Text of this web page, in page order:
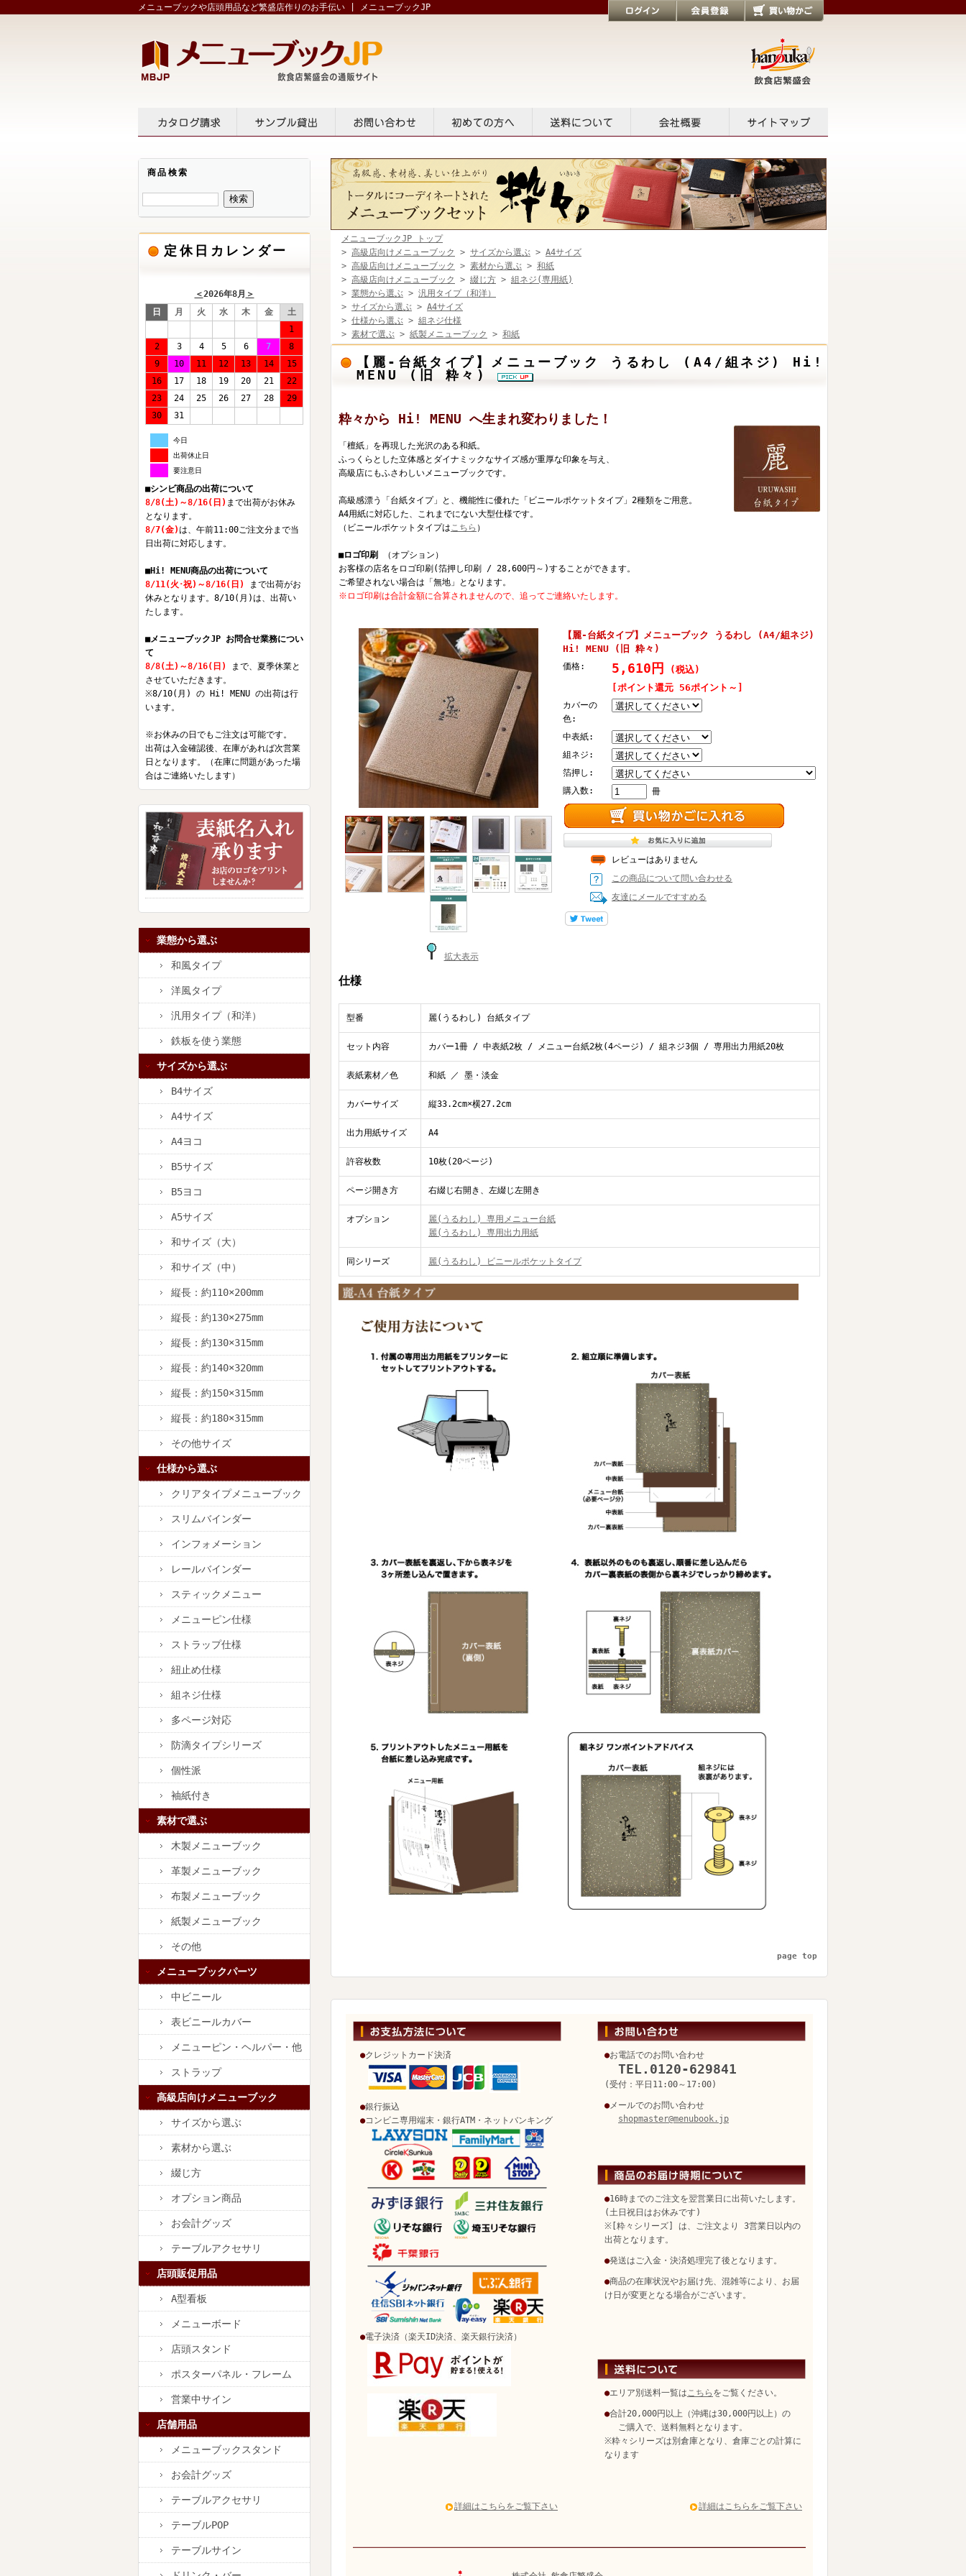
メニューブックや店頭用品など繁盛店作りのお手伝い | メニューブックJP
商品検索
定休日カレンダー
＜2026年8月 ＞
日
月 火 水 木 金
土
1
2
3 4 5 6 7
8
9
10 11 12 13 14
15
16
17 18 19 20 21
22
23
24 25 26 27 28
29
30
31
今日
出荷休止日
要注意日
■シンビ商品の出荷について
8/8(土)～8/16(日) まで出荷がお休み
となります。
8/7(金)は、午前11:00ご注文分まで当
日出荷に対応します。
■Hi! MENU商品の出荷について
8/11(火･祝)～8/16(日)
まで出荷がお
休みとなります。8/10(月)は、出荷い
たします。
■メニューブックJP お問合せ業務につい
て
8/8(土)～8/16(日)
まで、夏季休業と
させていただきます。
※8/10(月) の Hi! MENU の出荷は行
います。
※お休みの日でもご注文は可能です。
出荷は入金確認後、在庫があれば次営業
日となります。（在庫に問題があった場
合はご連絡いたします）
業態から選ぶ
和風タイプ
洋風タイプ
汎用タイプ（和洋）
鉄板を使う業態
サイズから選ぶ
B4サイズ
A4サイズ
A4ヨコ
B5サイズ
B5ヨコ
A5サイズ
和サイズ（大）
和サイズ（中）
縦長：約110×200mm
縦長：約130×275mm
縦長：約130×315mm
縦長：約140×320mm
縦長：約150×315mm
縦長：約180×315mm
その他サイズ
仕様から選ぶ
クリアタイプメニューブック
スリムバインダー
インフォメーション
レールバインダー
スティックメニュー
メニューピン仕様
ストラップ仕様
紐止め仕様
組ネジ仕様
多ページ対応
防滴タイプシリーズ
個性派
袖紙付き
素材で選ぶ
木製メニューブック
革製メニューブック
布製メニューブック
紙製メニューブック
その他
メニューブックパーツ
中ビニール
表ビニールカバー
メニューピン・ヘルパー・他
ストラップ
高級店向けメニューブック
サイズから選ぶ
素材から選ぶ
綴じ方
オプション商品
お会計グッズ
テーブルアクセサリ
店頭販促用品
A型看板
メニューボード
店頭スタンド
ポスターパネル・フレーム
営業中サイン
店舗用品
メニューブックスタンド
お会計グッズ
テーブルアクセサリ
テーブルPOP
テーブルサイン
メニューブックJP トップ
> 高級店向けメニューブック > サイズから選ぶ > A4サイズ
> 高級店向けメニューブック > 素材から選ぶ > 和紙
> 高級店向けメニューブック > 綴じ方 > 組ネジ(専用紙)
> 業態から選ぶ > 汎用タイプ（和洋）
> サイズから選ぶ > A4サイズ
> 仕様から選ぶ > 組ネジ仕様
> 素材で選ぶ > 紙製メニューブック > 和紙
【麗-台紙タイプ】メニューブック うるわし (A4/組ネジ) Hi!
MENU (旧 粋々)
粋々から Hi! MENU へ生まれ変わりました！
「檀紙」を再現した光沢のある和紙。
ふっくらとした立体感とダイナミックなサイズ感が重厚な印象を与え、
高級店にもふさわしいメニューブックです。
高級感漂う「台紙タイプ」と、機能性に優れた「ビニールポケットタイプ」2種類をご用意。
A4用紙に対応した、これまでにない大型仕様です。
（ビニールポケットタイプはこちら ）
■ロゴ印刷
（オプション）
お客様の店名をロゴ印刷(箔押し印刷 / 28,600円～)することができます。
ご希望されない場合は「無地」となります。
※ロゴ印刷は合計金額に合算されませんので、追ってご連絡いたします。
拡大表示
【麗-台紙タイプ】メニューブック うるわし (A4/組ネジ)
Hi! MENU (旧 粋々)
価格: 5,610円
(税込)
[ポイント還元 56ポイント～]
カバーの
色:
中表紙:
組ネジ:
箔押し:
購入数:
冊
レビューはありません
この商品について問い合わせる
友達にメールですすめる
仕様
型番 麗(うるわし) 台紙タイプ
セット内容 カバー1冊 / 中表紙2枚 / メニュー台紙2枚(4ページ) / 組ネジ3個 / 専用出力用紙20枚
表紙素材／色 和紙 ／ 墨・淡金
カバーサイズ 縦33.2cm×横27.2cm
出力用紙サイズ A4
許容枚数 10枚(20ページ)
ページ開き方 右綴じ右開き、左綴じ左開き
オプション
麗(うるわし) 専用メニュー台紙
麗(うるわし) 専用出力用紙
同シリーズ 麗(うるわし) ビニールポケットタイプ
page top
●クレジットカード決済
●銀行振込
●コンビニ専用端末・銀行ATM・ネットバンキング
●電子決済（楽天ID決済、楽天銀行決済）
詳細はこちらをご覧下さい
●お電話でのお問い合わせ
TEL.0120-629841
(受付：平日11:00～17:00)
●メールでのお問い合わせ
shopmaster@menubook.jp
●16時までのご注文を翌営業日に出荷いたします。
(土日祝日はお休みです)
※[粋々シリーズ] は、ご注文より 3営業日以内の
出荷となります。
●発送はご入金・決済処理完了後となります。
●商品の在庫状況やお届け先、混雑等により、お届
け日が変更となる場合がございます。
●エリア別送料一覧はこちら をご覧ください。
●合計20,000円以上（沖縄は30,000円以上）の
ご購入で、送料無料となります。
※粋々シリーズは別倉庫となり、倉庫ごとの計算に
なります
詳細はこちらをご覧下さい